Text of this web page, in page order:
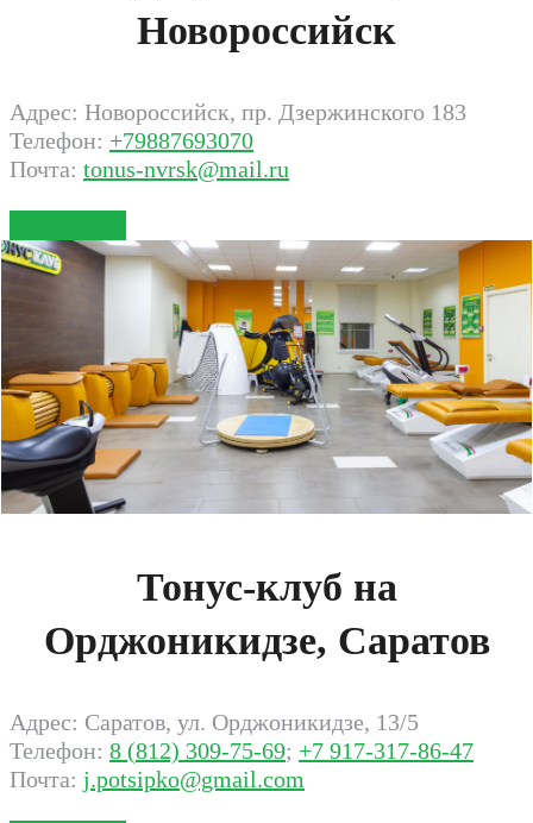
Новороссийск
Адрес: Новороссийск, пр. Дзержинского 183
Телефон: +79887693070
Почта: tonus-nvrsk@mail.ru
Тонус-клуб на
Орджоникидзе, Саратов
Адрес: Саратов, ул. Орджоникидзе, 13/5
Телефон: 8 (812) 309-75-69; +7 917-317-86-47
Почта: j.potsipko@gmail.com